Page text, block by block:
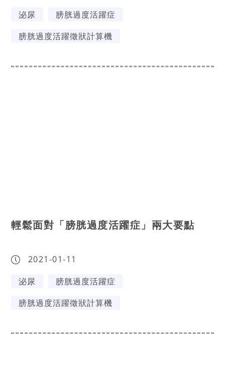
泌尿
膀胱過度活躍症
膀胱過度活躍徵狀計算機
輕鬆面對「膀胱過度活躍症」兩大要點
2021-01-11
泌尿
膀胱過度活躍症
膀胱過度活躍徵狀計算機